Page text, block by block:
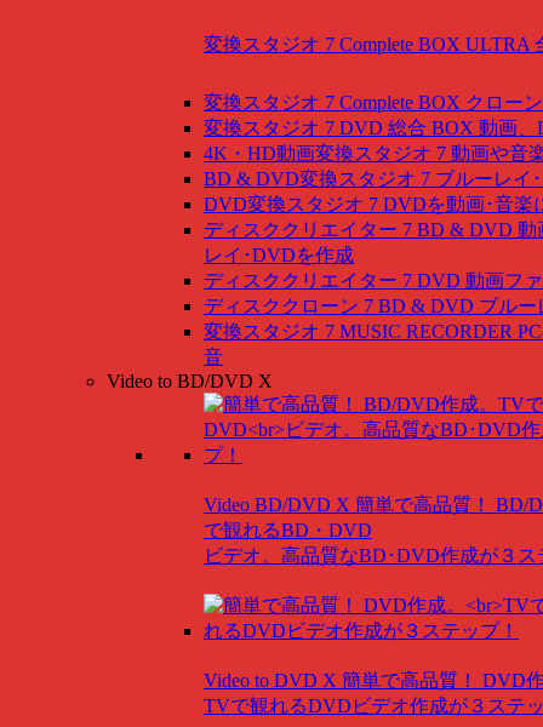
変換スタジオ 7 Complete BOX ULTRA
変換スタジオ 7 Complete BOX クロー
変換スタジオ 7 DVD 総合 BOX 動画、
4K・HD動画変換スタジオ 7 動画や音
BD & DVD変換スタジオ 7 ブルーレイ
DVD変換スタジオ 7 DVDを動画･音楽
ディスククリエイター 7 BD & DVD 動
レイ･DVDを作成
ディスククリエイター 7 DVD 動画フ
ディスククローン 7 BD & DVD ブルー
変換スタジオ 7 MUSIC RECORDER
音
Video to BD/DVD X
Video BD/DVD X 簡単で高品質！ BD/
で観れるBD・DVD
ビデオ。高品質なBD･DVD作成が３ス
Video to DVD X 簡単で高品質！ DVD
TVで観れるDVDビデオ作成が３ステ